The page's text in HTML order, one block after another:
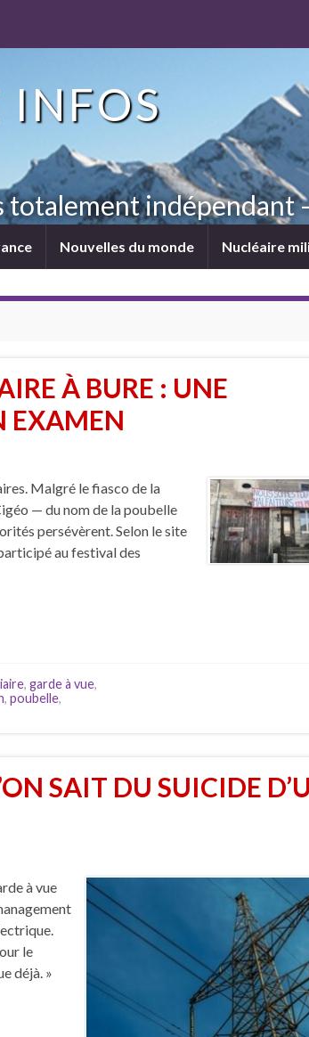
INFOS
indépendant
Nouvelles du monde Nucléaire
À BURE : UNE
EXAMEN
Malgré le fiasco de la
— du nom de la poubelle
persévèrent. Selon le site
au festival des
, garde à vue,
, poubelle,
SAIT DU SUICIDE
à vue
le
déjà. »